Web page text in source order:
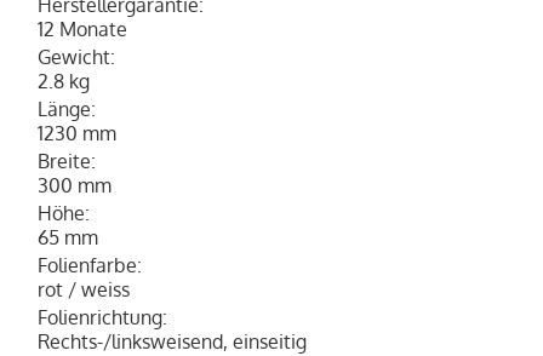
Herstellergarantie:
12 Monate
Gewicht:
2.8 kg
Länge:
1230 mm
Breite:
300 mm
Höhe:
65 mm
Folienfarbe:
rot / weiss
Folienrichtung:
Rechts-/linksweisend, einseitig